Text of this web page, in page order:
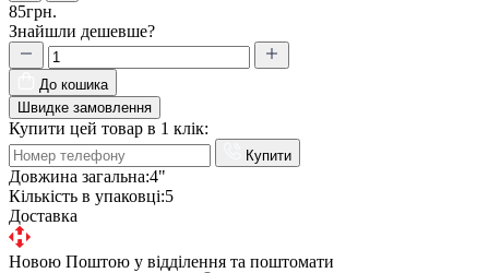
85грн.
Знайшли дешевше?
До кошика
Швидке замовлення
Купити цей товар в 1 клік:
Купити
Довжина загальна:4"
Кількість в упаковці:5
Доставка
Новою Поштою у відділення та поштомати